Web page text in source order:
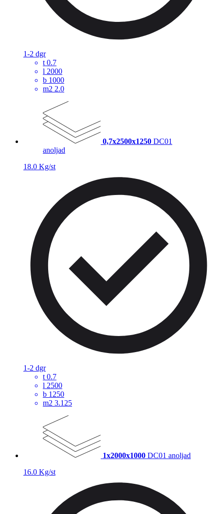
1-2 dgr
t 0.7
l 2000
b 1000
m2 2.0
0,7x2500x1250 DC01
anoljad
18.0 Kg/st
1-2 dgr
t 0.7
l 2500
b 1250
m2 3.125
1x2000x1000 DC01 anoljad
16.0 Kg/st